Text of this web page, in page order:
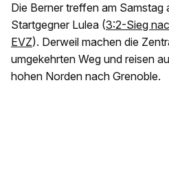
Die Berner treffen am Samstag
Startgegner Lulea (3:2-Sieg
EVZ). Derweil machen die
umgekehrten Weg und reisen
hohen Norden nach Grenoble.